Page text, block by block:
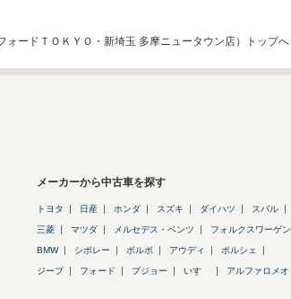
ォードＴＯＫＹＯ・新埼玉 多摩ニュータウン店）トップへ
メーカーから中古車を探す
トヨタ 日産 ホンダ スズキ ダイハツ スバル
三菱 マツダ メルセデス・ベンツ フォルクスワーゲン
BMW シボレー ボルボ アウディ ポルシェ
ジープ フォード プジョー いすゞ アルファロメオ